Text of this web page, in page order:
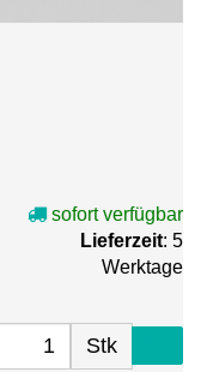
sofort verfügbar
Lieferzeit: 5
Werktage
Stk